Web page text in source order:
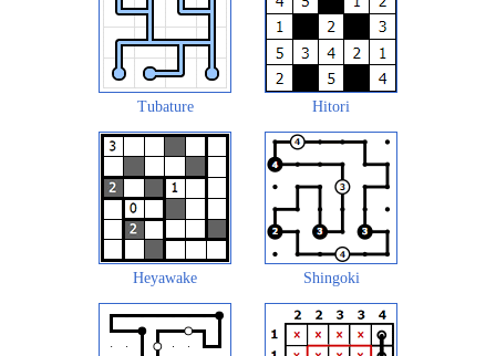
Tubature Hitori
Heyawake Shingoki